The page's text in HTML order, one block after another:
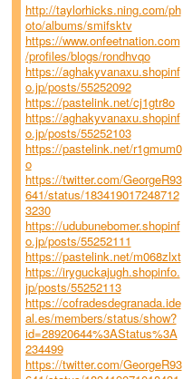
http://taylorhicks.ning.com/ph
oto/albums/smifsktv
https://www.onfeetnation.com
/profiles/blogs/rondhvqo
https://aghakyvanaxu.shopinf
o.jp/posts/55252092
https://pastelink.net/cj1gtr8o
https://aghakyvanaxu.shopinf
o.jp/posts/55252103
https://pastelink.net/r1gmum0
o
https://twitter.com/GeorgeR93
641/status/183419017248712
3230
https://udubunebomer.shopinf
o.jp/posts/55252111
https://pastelink.net/m068zlxt
https://iryguckajugh.shopinfo.
jp/posts/55252113
https://cofradesdegranada.ide
al.es/members/status/show?
id=28920644%3AStatus%3A
234499
https://twitter.com/GeorgeR93